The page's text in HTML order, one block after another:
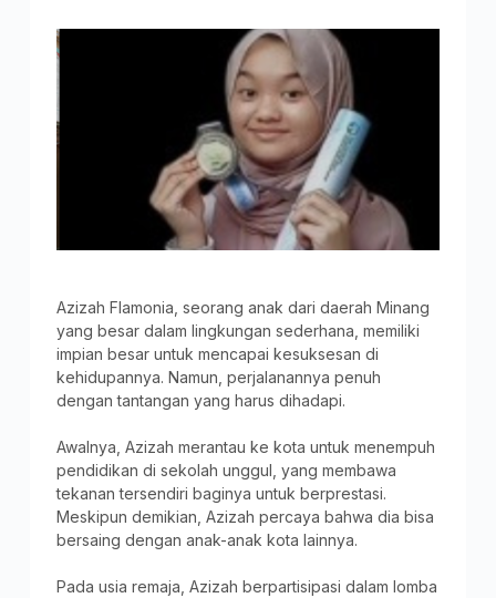
Azizah Flamonia, seorang anak dari daerah Minang
yang besar dalam lingkungan sederhana, memiliki
impian besar untuk mencapai kesuksesan di
kehidupannya. Namun, perjalanannya penuh
dengan tantangan yang harus dihadapi.
Awalnya, Azizah merantau ke kota untuk menempuh
pendidikan di sekolah unggul, yang membawa
tekanan tersendiri baginya untuk berprestasi.
Meskipun demikian, Azizah percaya bahwa dia bisa
bersaing dengan anak-anak kota lainnya.
Pada usia remaja, Azizah berpartisipasi dalam lomba